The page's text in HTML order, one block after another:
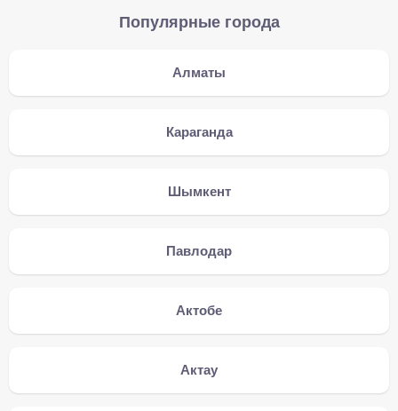
Популярные города
Алматы
Караганда
Шымкент
Павлодар
Актобе
Актау